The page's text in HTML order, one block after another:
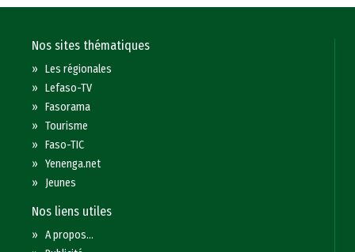
Nos sites thématiques
»Les régionales
»Lefaso-TV
»Fasorama
»Tourisme
»Faso-TIC
»Yenenga.net
» Jeunes
Nos liens utiles
»A propos...